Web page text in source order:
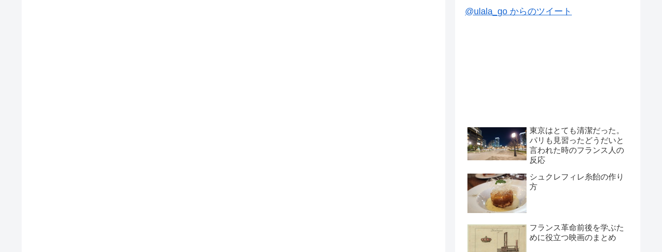
@ulala_go からのツイート
東京はとても清潔だった。
パリも見習ったどうだいと
言われた時のフランス人の
反応
シュクレフィレ糸飴の作り
方
フランス革命前後を学ぶた
めに役立つ映画のまとめ